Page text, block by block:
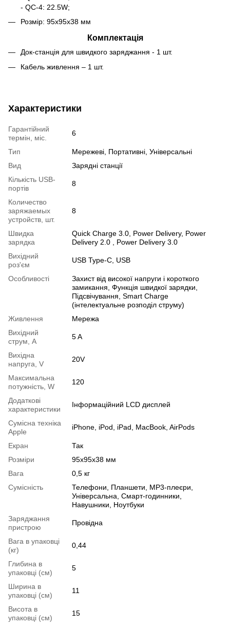
- QC-4: 22.5W;
Розмір: 95х95х38 мм
Комплектація
Док-станція для швидкого заряджання - 1 шт.
Кабель живлення – 1 шт.
Характеристики
Гарантійний
термін, міс.
6
Тип
Мережеві, Портативні, Універсальні
Вид
Зарядні станції
Кількість USB-
портів
8
Количество
заряжаемых
устройств, шт.
8
Швидка
зарядка
Quick Charge 3.0, Power Delivery, Power
Delivery 2.0 , Power Delivery 3.0
Вихідний
роз'єм
USB Type-C, USB
Особливості
Захист від високої напруги і короткого
замикання, Функція швидкої зарядки,
Підсвічування, Smart Charge
(інтелектуальне розподіл струму)
Живлення
Мережа
Вихідний
струм, А
5 A
Вихідна
напруга, V
20V
Максимальна
потужність, W
120
Додаткові
характеристики
Інформаційний LCD дисплей
Сумісна техніка
Apple
iPhone, iPod, iPad, MacBook, AirPods
Екран
Так
Розміри
95х95х38 мм
Вага
0,5 кг
Сумісність
Телефони, Планшети, MP3-плеєри,
Універсальна, Смарт-годинники,
Навушники, Ноутбуки
Заряджання
пристрою
Провідна
Вага в упаковці
(кг)
0,44
Глибина в
упаковці (см)
5
Ширина в
упаковці (см)
11
Висота в
упаковці (см)
15